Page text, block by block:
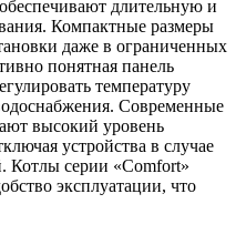
длительную и
Компактные размеры
даже в ограниченных
понятная панель
температуру
Современные
высокий уровень
устройства в случае
Котлы серии «Comfort»
эксплуатации, что